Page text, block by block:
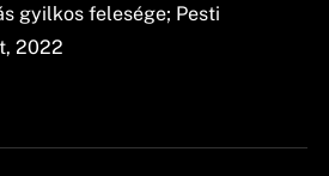
gyilkos felesége; Pesti
2022